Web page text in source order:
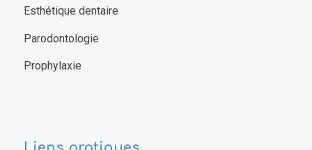
Esthétique dentaire
Parodontologie
Prophylaxie